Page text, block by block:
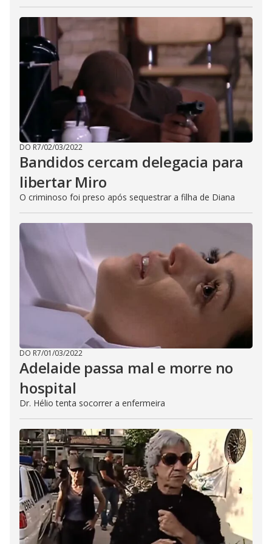
DO R7/02/03/2022
Bandidos cercam delegacia para
libertar Miro
O criminoso foi preso após sequestrar a filha de Diana
DO R7/01/03/2022
Adelaide passa mal e morre no
hospital
Dr. Hélio tenta socorrer a enfermeira